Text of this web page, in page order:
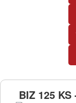
BIZ 125